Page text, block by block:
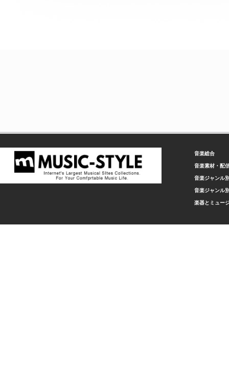
音楽総合
音楽素材・配
音楽ジャンル
音楽ジャンル
楽器とミュー